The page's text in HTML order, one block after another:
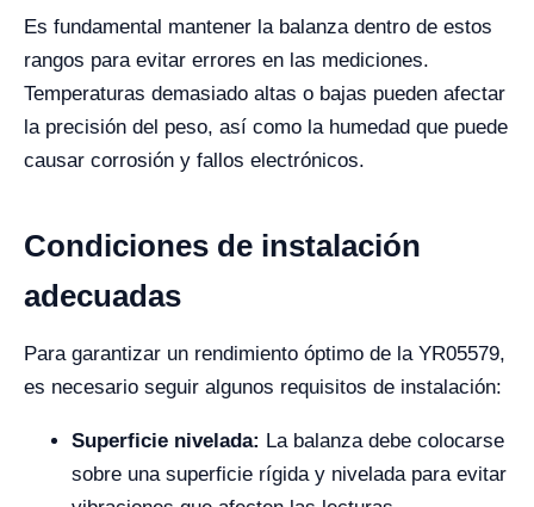
Es fundamental mantener la balanza dentro de estos
rangos para evitar errores en las mediciones.
Temperaturas demasiado altas o bajas pueden afectar
la precisión del peso, así como la humedad que puede
causar corrosión y fallos electrónicos.
Condiciones de instalación
adecuadas
Para garantizar un rendimiento óptimo de la YR05579,
es necesario seguir algunos requisitos de instalación:
Superficie nivelada: La balanza debe colocarse
sobre una superficie rígida y nivelada para evitar